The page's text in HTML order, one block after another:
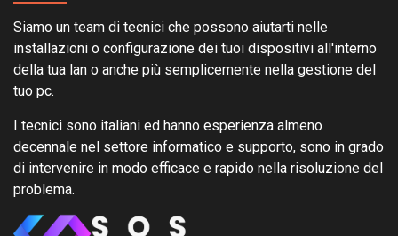
Siamo un team di tecnici che possono aiutarti nelle
installazioni o configurazione dei tuoi dispositivi all'interno
della tua lan o anche più semplicemente nella gestione del
tuo pc.
I tecnici sono italiani ed hanno esperienza almeno
decennale nel settore informatico e supporto, sono in grado
di intervenire in modo efficace e rapido nella risoluzione del
problema.